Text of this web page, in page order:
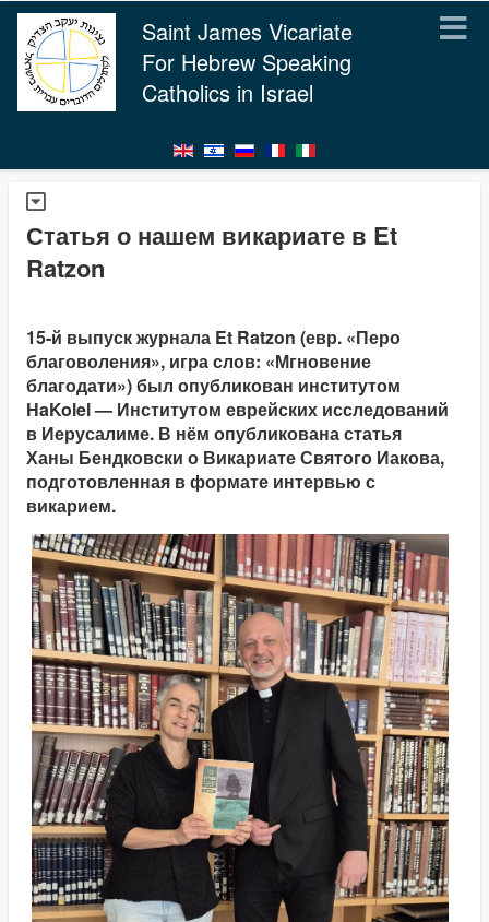
Saint James Vicariate
For Hebrew Speaking
Catholics in Israel
Статья о нашем викариате в Et
Ratzon
15-й выпуск журнала Et Ratzon (евр. «Перо
благоволения», игра слов: «Мгновение
благодати») был опубликован институтом
HaKolel — Институтом еврейских исследований
в Иерусалиме. В нём опубликована статья
Ханы Бендковски о Викариате Святого Иакова,
подготовленная в формате интервью с
викарием.